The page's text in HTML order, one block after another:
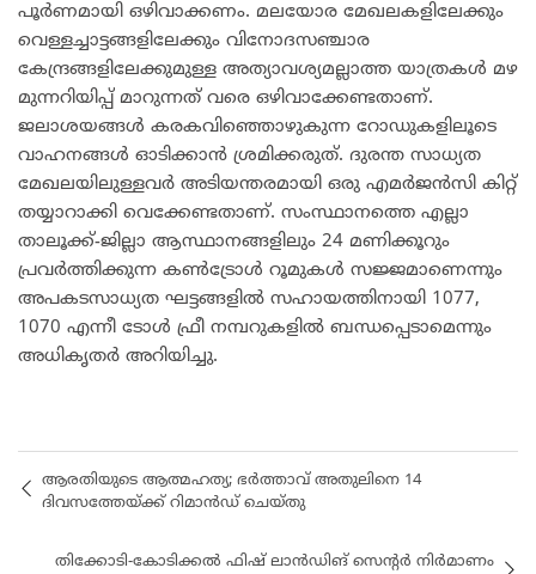
പൂർണമായി ഒഴിവാക്കണം. മലയോര മേഖലകളിലേക്കും
വെള്ളച്ചാട്ടങ്ങളിലേക്കും വിനോദസഞ്ചാര
കേന്ദ്രങ്ങളിലേക്കുമുള്ള അത്യാവശ്യമല്ലാത്ത യാത്രകൾ മഴ
മുന്നറിയിപ്പ് മാറുന്നത് വരെ ഒഴിവാക്കേണ്ടതാണ്.
ജലാശയങ്ങൾ കരകവിഞ്ഞൊഴുകുന്ന റോഡുകളിലൂടെ
വാഹനങ്ങൾ ഓടിക്കാൻ ശ്രമിക്കരുത്. ദുരന്ത സാധ്യത
മേഖലയിലുള്ളവർ അടിയന്തരമായി ഒരു എമർജൻസി കിറ്റ്
തയ്യാറാക്കി വെക്കേണ്ടതാണ്. സംസ്ഥാനത്തെ എല്ലാ
താലൂക്ക്-ജില്ലാ ആസ്ഥാനങ്ങളിലും 24 മണിക്കൂറും
പ്രവർത്തിക്കുന്ന കൺട്രോൾ റൂമുകൾ സജ്ജമാണെന്നും
അപകടസാധ്യത ഘട്ടങ്ങളിൽ സഹായത്തിനായി 1077,
1070 എന്നീ ടോൾ ഫ്രീ നമ്പറുകളിൽ ബന്ധപ്പെടാമെന്നും
അധികൃതർ അറിയിച്ചു.
ആരതിയുടെ ആത്മഹത്യ; ഭർത്താവ് അതുലിനെ 14
ദിവസത്തേയ്ക്ക് റിമാൻഡ് ചെയ്തു
തിക്കോടി-കോടിക്കൽ ഫിഷ് ലാൻഡിങ് സെന്റർ നിർമാണം